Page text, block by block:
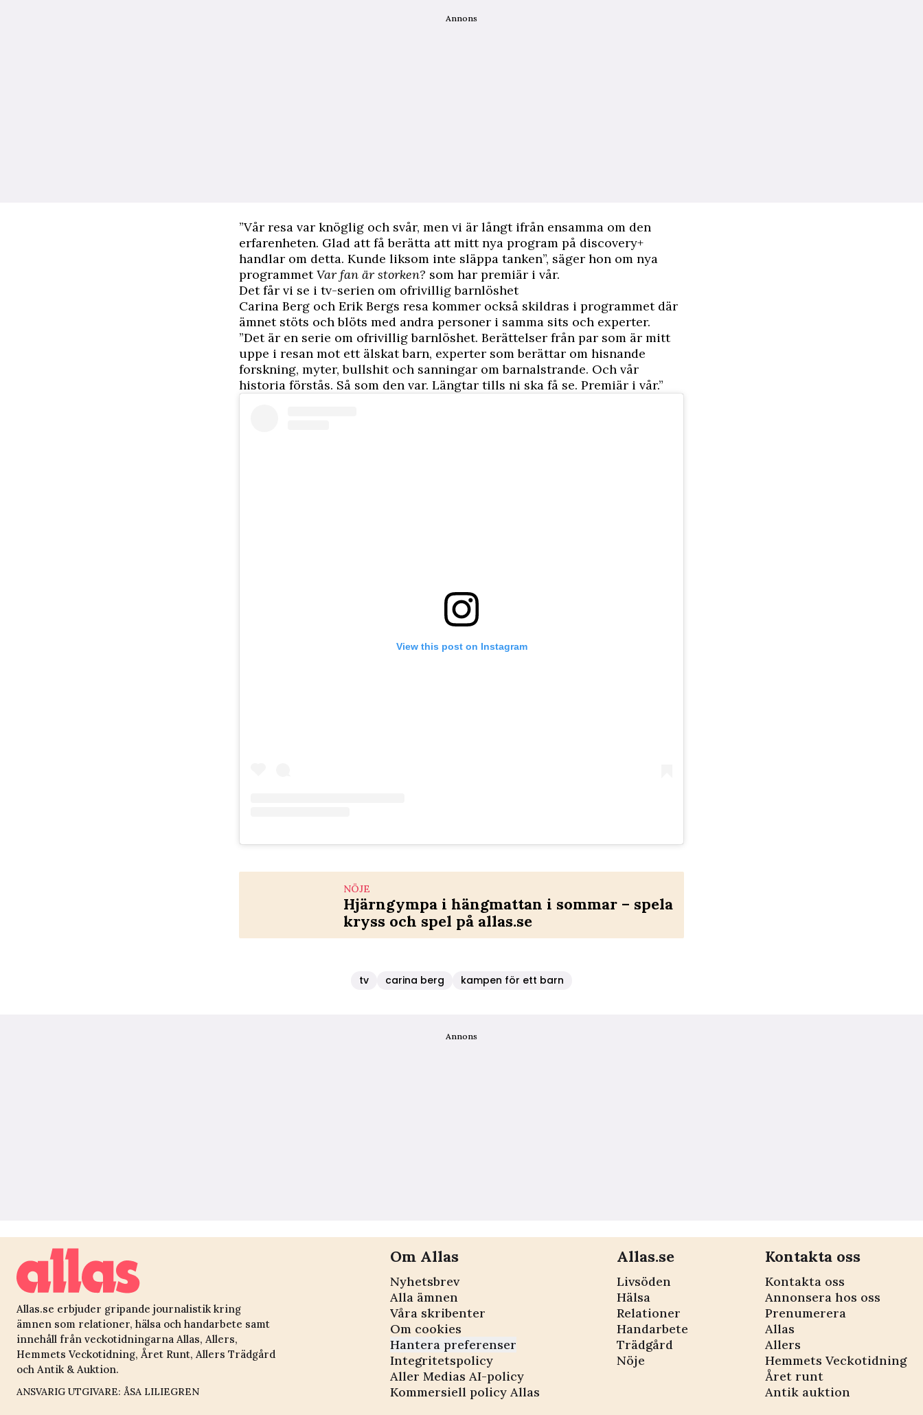
Annons
”Vår resa var knöglig och svår, men vi är långt ifrån ensamma om den
erfarenheten. Glad att få berätta att mitt nya program på discovery+
handlar om detta. Kunde liksom inte släppa tanken”, säger hon om nya
programmetVar fan är storken? som har premiär i vår.
Det får vi se i tv-serien om ofrivillig barnlöshet
Carina Berg och Erik Bergs resa kommer också skildras i programmet där
ämnet stöts och blöts med andra personer i samma sits och experter.
”Det är en serie om ofrivillig barnlöshet. Berättelser från par som är mitt
uppe i resan mot ett älskat barn, experter som berättar om hisnande
forskning, myter, bullshit och sanningar om barnalstrande. Och vår
historia förstås. Så som den var. Längtar tills ni ska få se. Premiär i vår.”
View this post on Instagram
NÖJE
Hjärngympa i hängmattan i sommar – spela
kryss och spel på allas.se
tv carina berg kampen för ett barn
Annons
Allas.se erbjuder gripande journalistik kring
ämnen som relationer, hälsa och handarbete samt
innehåll från veckotidningarna Allas, Allers,
Hemmets Veckotidning, Året Runt, Allers Trädgård
och Antik & Auktion.
ANSVARIG UTGIVARE: ÅSA LILIEGREN
Om Allas
Nyhetsbrev
Alla ämnen
Våra skribenter
Om cookies
Hantera preferenser
Integritetspolicy
Aller Medias AI-policy
Kommersiell policy Allas
Allas.se
Livsöden
Hälsa
Relationer
Handarbete
Trädgård
Nöje
Kontakta oss
Kontakta oss
Annonsera hos oss
Prenumerera
Allas
Allers
Hemmets Veckotidning
Året runt
Antik auktion